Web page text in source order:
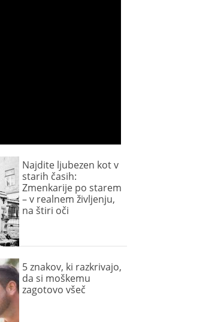
Najdite ljubezen kot v
starih časih:
Zmenkarije po starem
– v realnem življenju,
na štiri oči
5 znakov, ki razkrivajo,
da si moškemu
zagotovo všeč